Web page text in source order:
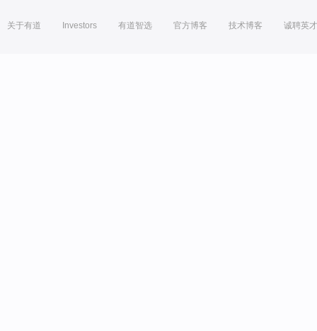
关于有道 Investors 有道智选 官方博客 技术博客 诚聘英才